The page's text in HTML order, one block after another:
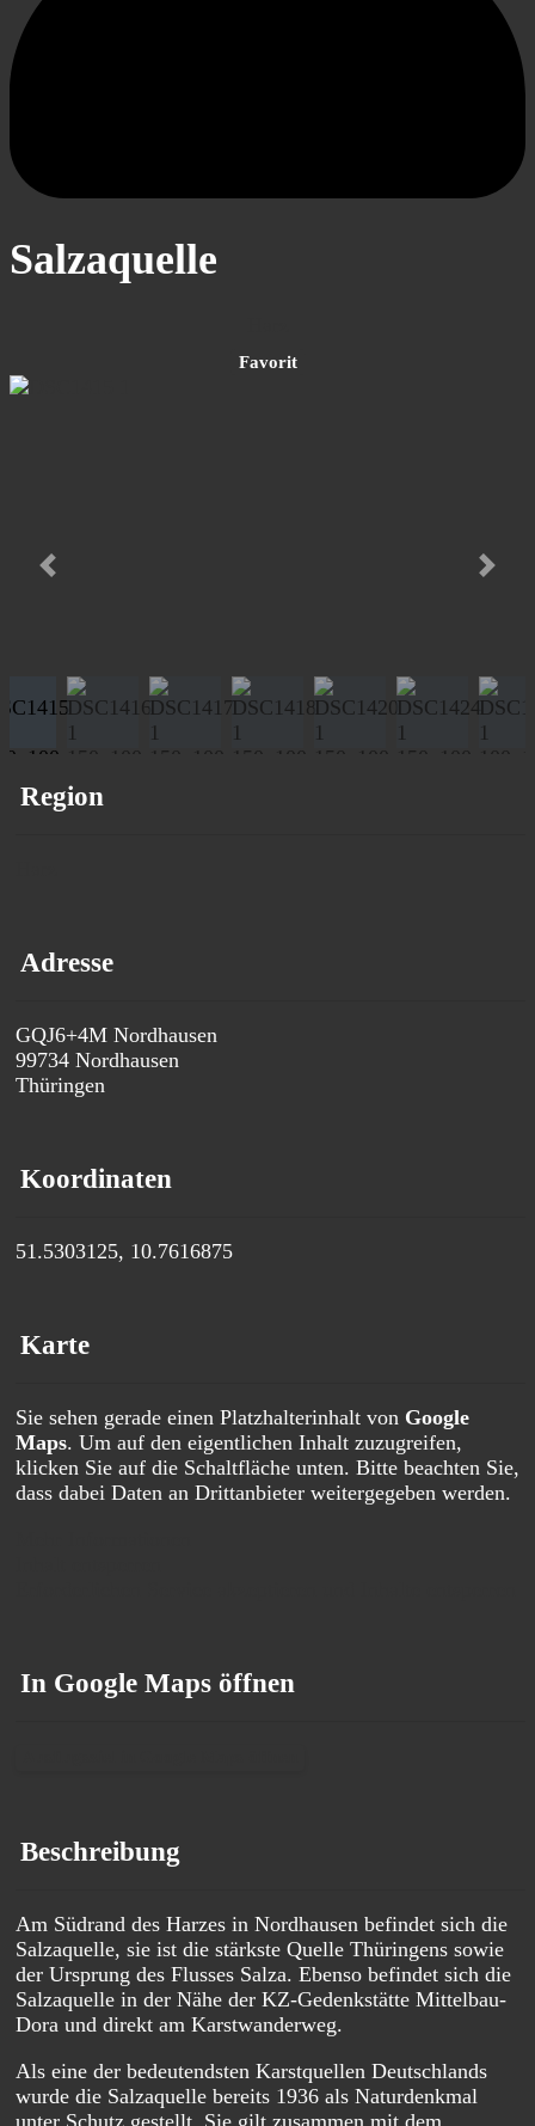
Salzaquelle
Favorit
Vorheriges
Region
Adresse
GQJ6+4M Nordhausen
99734 Nordhausen
Thüringen
Koordinaten
51.5303125, 10.7616875
Karte
Sie sehen gerade einen Platzhalterinhalt von Google
Maps. Um auf den eigentlichen Inhalt zuzugreifen,
klicken Sie auf die Schaltfläche unten. Bitte beachten Sie,
dass dabei Daten an Drittanbieter weitergegeben werden.
In Google Maps öffnen
Beschreibung
Am Südrand des Harzes in Nordhausen befindet sich die
Salzaquelle, sie ist die stärkste Quelle Thüringens sowie
der Ursprung des Flusses Salza. Ebenso befindet sich die
Salzaquelle in der Nähe der KZ-Gedenkstätte Mittelbau-
Dora und direkt am Karstwanderweg.
Als eine der bedeutendsten Karstquellen Deutschlands
wurde die Salzaquelle bereits 1936 als Naturdenkmal